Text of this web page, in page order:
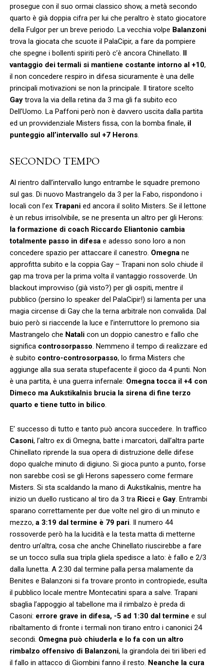
prosegue con il suo ormai classico show, a metà secondo
quarto è già doppia cifra per lui che peraltro è stato giocatore
della Fulgor per un breve periodo. La vecchia volpe Balanzoni
trova la giocata che scuote il PalaCipir, a fare da pompiere
che spegne i bollenti spiriti però c’è ancora Chinellato. Il
vantaggio dei termali si mantiene costante intorno al +10,
il non concedere respiro in difesa sicuramente è una delle
principali motivazioni se non la principale. Il tiratore scelto
Gay trova la via della retina da 3 ma gli fa subito eco
Dell’Uomo. La Paffoni però non è davvero uscita dalla partita
ed un provvidenziale Misters fissa, con la bomba finale, il
punteggio all’intervallo sul +7 Herons.
SECONDO TEMPO
Al rientro dall’intervallo lungo entrambe le squadre premono
sul gas. Di nuovo Mastrangelo da 3 per la Fabo, rispondono i
locali con l’ex Trapani ed ancora il solito Misters. Se il lettone
è un rebus irrisolvibile, se ne presenta un altro per gli Herons:
la formazione di coach Riccardo Eliantonio cambia
totalmente passo in difesa e adesso sono loro a non
concedere spazio per attaccare il canestro. Omegna ne
approfitta subito e la coppia Gay – Trapani non solo chiude il
gap ma trova per la prima volta il vantaggio rossoverde. Un
blackout improvviso (già visto?) per gli ospiti, mentre il
pubblico (persino lo speaker del PalaCipir!) si lamenta per una
magia circense di Gay che la terna arbitrale non convalida. Dal
buio però si riaccende la luce e l’interruttore lo premono sia
Mastrangelo che Natali con un doppio canestro e fallo che
significa controsorpasso. Nemmeno il tempo di realizzare ed
è subito contro-controsorpasso, lo firma Misters che
aggiunge alla sua serata stupefacente il gioco da 4 punti. Non
è una partita, è una guerra infernale: Omegna tocca il +4 con
Dimeco ma Aukstikalnis brucia la sirena di fine terzo
quarto e tiene tutto in bilico.
E’ successo di tutto e tanto può ancora succedere. In traffico
Casoni, l’altro ex di Omegna, batte i marcatori, dall’altra parte
Chinellato riprende la sua opera di distruzione delle difese
dopo qualche minuto di digiuno. Si gioca punto a punto, forse
non sarebbe così se gli Herons sapessero come fermare
Misters. Si sta scaldando la mano di Aukstikalnis, mentre ha
inizio un duello rusticano al tiro da 3 tra Ricci e Gay. Entrambi
sparano correttamente per due volte nel giro di un minuto e
mezzo, a 3:19 dal termine è 79 pari. Il numero 44
rossoverde però ha la lucidità e la testa matta di metterne
dentro un’altra, cosa che anche Chinellato riuscirebbe a fare
se un tocco sulla sua tripla gliela spedisce a lato: è fallo e 2/3
dalla lunetta. A 2:30 dal termine palla persa malamente da
Benites e Balanzoni si fa trovare pronto in contropiede, esulta
il pubblico locale mentre Montecatini spara a salve. Trapani
sbaglia l’appoggio al tabellone ma il rimbalzo è preda di
Casoni: errore grave in difesa, -5 ad 1:30 dal termine e sul
ribaltamento di fronte i termali non tirano entro i canonici 24
secondi. Omegna può chiuderla e lo fa con un altro
rimbalzo offensivo di Balanzoni, la girandola dei tiri liberi ed
il fallo in attacco di Giombini fanno il resto. Neanche la cura